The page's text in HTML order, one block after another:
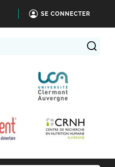
SE CONNECTER